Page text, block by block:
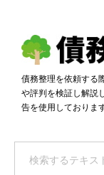
債務整理体験談
おすすめ
料金比較
自己破産・個
専門家の選び方
債務整理を依頼する
や評判を検証し
告を使用しております